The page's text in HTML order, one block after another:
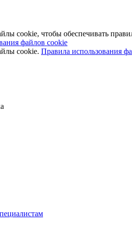
cookie, чтобы обеспечивать
файлов cookie
cookie. Правила использования